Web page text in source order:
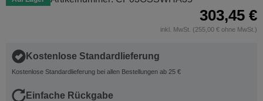
303,45 €
inkl. MwSt. (255,00 € ohne MwSt.)
Kostenlose Standardlieferung
Kostenlose Standardlieferung bei allen Bestellungen ab 25 €
Einfache Rückgabe